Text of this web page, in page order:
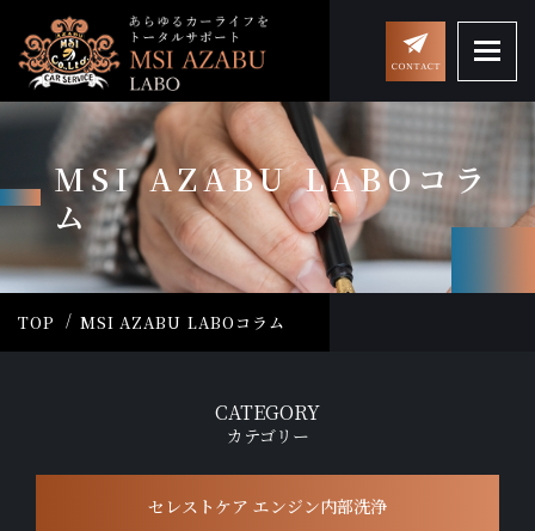
MSI AZABU LABOコラ
ム
TOP MSI AZABU LABOコラム
CATEGORY
カテゴリー
セレストケア エンジン内部洗浄